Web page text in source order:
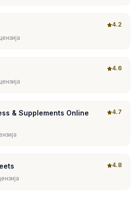
4.2
4.6
& Supplements Online
4.7
4.8